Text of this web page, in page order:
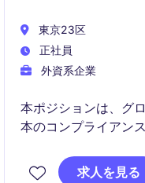
東京23区
正社員
外資系企業
本ポジションは、グ
本のコンプライアン
バイスや対応をリー
求人を見る